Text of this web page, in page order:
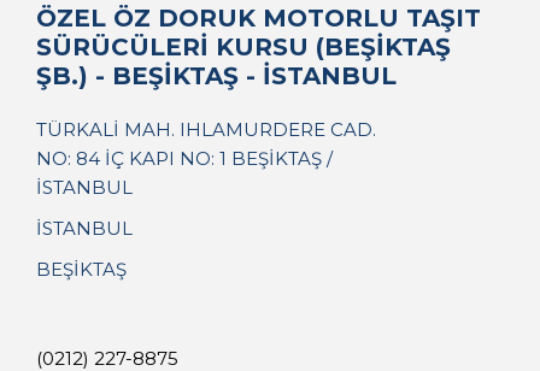
ÖZEL ÖZ DORUK MOTORLU TAŞIT
SÜRÜCÜLERİ KURSU (BEŞİKTAŞ
ŞB.) - BEŞİKTAŞ - İSTANBUL
TÜRKALİ MAH. IHLAMURDERE CAD.
NO: 84 İÇ KAPI NO: 1 BEŞİKTAŞ /
İSTANBUL
İSTANBUL
BEŞİKTAŞ
(0212) 227-8875